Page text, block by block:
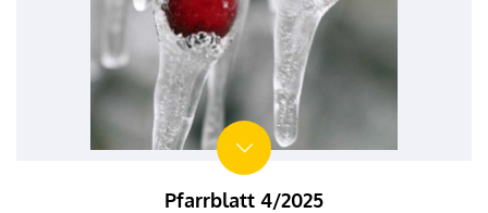
Pfarrblatt 4/2025